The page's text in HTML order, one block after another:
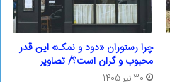
چرا رستوران «دود و نمک» این قدر
محبوب و گران است؟/ تصاویر
30 تیر 1405